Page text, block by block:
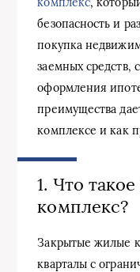
безопасность и
покупка
заемных средств,
оформления
преимущества
комплексе и как
1. Что
комплекс?
Закрытые жилые
кварталы с